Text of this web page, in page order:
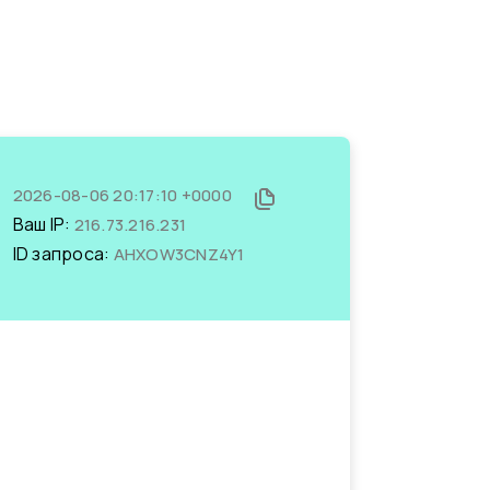
2026-08-06 20:17:10 +0000
Ваш IP: 216.73.216.231
ID запроса: AHXOW3CNZ4Y1